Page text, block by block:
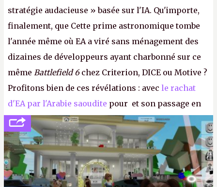
stratégie audacieuse » basée sur l'IA. Qu'importe,
finalement, que Cette prime astronomique tombe
l'année même où EA a viré sans ménagement des
dizaines de développeurs ayant charbonné sur ce
même Battlefield 6chez Criterion, DICE ou Motive ?
Profitons bien de ces révélations : avec le rachat
d'EA par l'Arabie saoudite pour et son passage en
société privée, l'éditeur n'aura bientôt plus
l'obligation de publier ses bilans. Encore une
victoire pour la transparence.P.